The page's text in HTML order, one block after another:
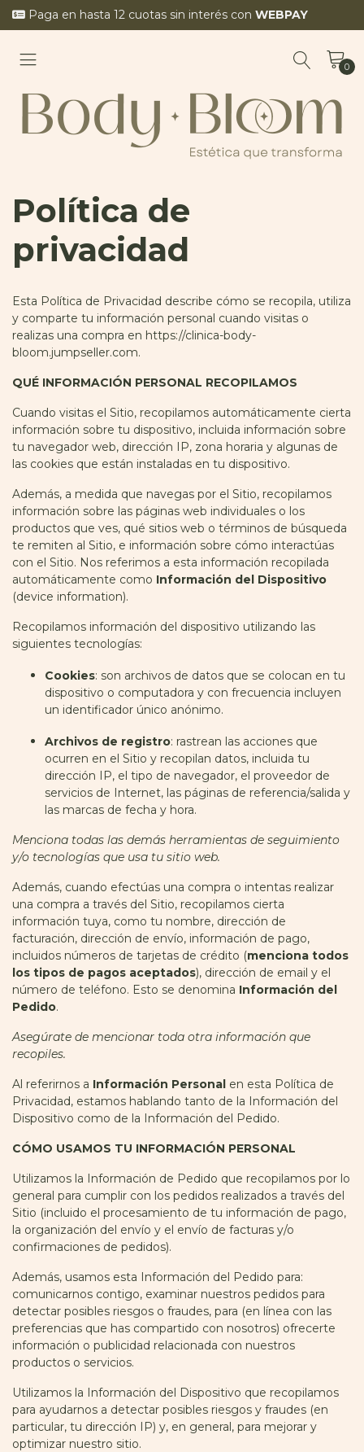
Paga en hasta 12 cuotas sin interés con WEBPAY
0
Política de
privacidad
Esta Política de Privacidad describe cómo se recopila, utiliza
y comparte tu información personal cuando visitas o
realizas una compra en https://clinica-body-
bloom.jumpseller.com.
QUÉ INFORMACIÓN PERSONAL RECOPILAMOS
Cuando visitas el Sitio, recopilamos automáticamente cierta
información sobre tu dispositivo, incluida información sobre
tu navegador web, dirección IP, zona horaria y algunas de
las cookies que están instaladas en tu dispositivo.
Además, a medida que navegas por el Sitio, recopilamos
información sobre las páginas web individuales o los
productos que ves, qué sitios web o términos de búsqueda
te remiten al Sitio, e información sobre cómo interactúas
con el Sitio. Nos referimos a esta información recopilada
automáticamente como Información del Dispositivo
(device information).
Recopilamos información del dispositivo utilizando las
siguientes tecnologías:
Cookies: son archivos de datos que se colocan en tu
dispositivo o computadora y con frecuencia incluyen
un identificador único anónimo.
Archivos de registro: rastrean las acciones que
ocurren en el Sitio y recopilan datos, incluida tu
dirección IP, el tipo de navegador, el proveedor de
servicios de Internet, las páginas de referencia/salida y
las marcas de fecha y hora.
Menciona todas las demás herramientas de seguimiento
y/o tecnologías que usa tu sitio web.
Además, cuando efectúas una compra o intentas realizar
una compra a través del Sitio, recopilamos cierta
información tuya, como tu nombre, dirección de
facturación, dirección de envío, información de pago,
incluidos números de tarjetas de crédito (menciona todos
los tipos de pagos aceptados), dirección de email y el
número de teléfono. Esto se denomina Información del
Pedido.
Asegúrate de mencionar toda otra información que
recopiles.
Al referirnos a Información Personal en esta Política de
Privacidad, estamos hablando tanto de la Información del
Dispositivo como de la Información del Pedido.
CÓMO USAMOS TU INFORMACIÓN PERSONAL
Utilizamos la Información de Pedido que recopilamos por lo
general para cumplir con los pedidos realizados a través del
Sitio (incluido el procesamiento de tu información de pago,
la organización del envío y el envío de facturas y/o
confirmaciones de pedidos).
Además, usamos esta Información del Pedido para:
comunicarnos contigo, examinar nuestros pedidos para
detectar posibles riesgos o fraudes, para (en línea con las
preferencias que has compartido con nosotros) ofrecerte
información o publicidad relacionada con nuestros
productos o servicios.
Utilizamos la Información del Dispositivo que recopilamos
para ayudarnos a detectar posibles riesgos y fraudes (en
particular, tu dirección IP) y, en general, para mejorar y
optimizar nuestro sitio.